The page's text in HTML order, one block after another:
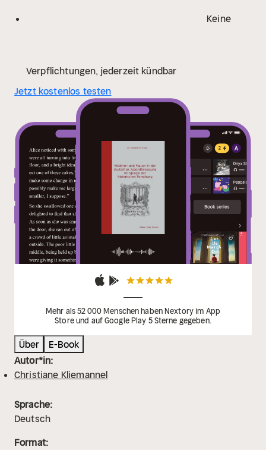
Überraschungen oder gar Enttäuschungen. Da sie, bis
die Mädchen und Frauen entweder marginalisierten
analysierten. Dieses Buch ist somit mehr als eine
Einführung bzw. Nachschlagewerk oder historische
Aufarbeitung der diversen Publikationen zum Thema.
Die Strukturierung der Studien nach
Rezeptionsperioden veranschaulichen den Wandel
und die Beständigkeit semantischer Muster
hinsichtlich der Weiblichkeitsvorstellungen. Die
besondere Leistung des Buches liegt darin, den
Wandel der Geschlechtersemantik nicht nur in den
untersuchten Publikationen und Studien, sondern
auch in den weiblichen Selbstthematisierungen der
jugendbewegten Mädchen und Frauen
Keine
Verpflichtungen, jederzeit kündbar
Jetzt kostenlos testen
Mehr als 52 000 Menschen haben Nextory im App
Store und auf Google Play 5 Sterne gegeben.
Über
E-Book
Autor*in:
Christiane Kliemannel
Sprache:
Deutsch
Format: